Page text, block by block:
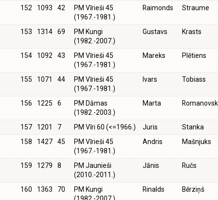
152 1093 42
PM Vīrieši 45
(1967.-1981.)
Raimonds Straume
153 1314 69
PM Kungi
(1982.-2007.)
Gustavs Krasts
154 1092 43
PM Vīrieši 45
(1967.-1981.)
Mareks Plētiens
155 1071 44
PM Vīrieši 45
(1967.-1981.)
Ivars Tobiass
156 1225 6
PM Dāmas
(1982.-2003.)
Marta
157 1201 7 PM Vīri 60 (<=1966.) Juris
Stanka
158
1427 45
PM Vīrieši 45
(1967.-1981.)
Andris Mašnjuks
159 1279 8
PM Jaunieši
(2010.-2011.)
Jānis Ručs
160 1363 70
PM Kungi
Rinalds Bērziņš